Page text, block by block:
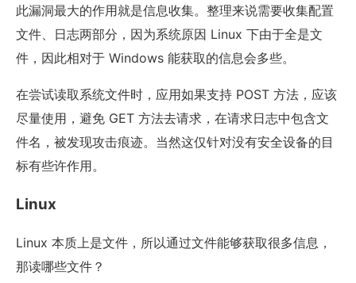
此漏洞最大的作用就是信息收集。整理来说需要收集配置
文件、日志两部分，因为系统原因 Linux 下由于全是文
件，因此相对于 Windows 能获取的信息会多些。
在尝试读取系统文件时，应用如果支持 POST 方法，应该
尽量使用，避免 GET 方法去请求，在请求日志中包含文
件名，被发现攻击痕迹。当然这仅针对没有安全设备的目
标有些许作用。
Linux
Linux 本质上是文件，所以通过文件能够获取很多信息，
那读哪些文件？